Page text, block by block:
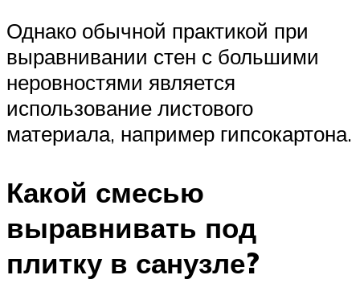
Однако обычной практикой при
выравнивании стен с большими
неровностями является
использование листового
материала, например гипсокартона.
Какой смесью
выравнивать под
плитку в санузле?